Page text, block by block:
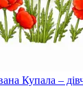
Купала –